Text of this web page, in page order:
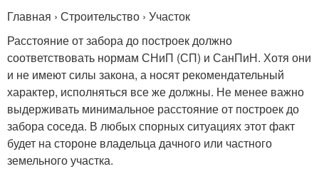
Главная › Строительство › Участок
Расстояние от забора до построек должно
соответствовать нормам СНиП (СП) и СанПиН. Хотя они
и не имеют силы закона, а носят рекомендательный
характер, исполняться все же должны. Не менее важно
выдерживать минимальное расстояние от построек до
забора соседа. В любых спорных ситуациях этот факт
будет на стороне владельца дачного или частного
земельного участка.